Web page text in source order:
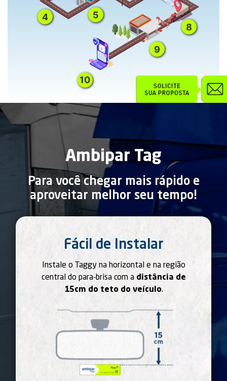
4 5
8
9
10
Ambipar Tag
Para você chegar mais rápido e
aproveitar melhor seu tempo!
Fácil de Instalar
Instale o Taggy na horizontal e na região
central do para-brisa com adistância de
15cm do teto do veículo.